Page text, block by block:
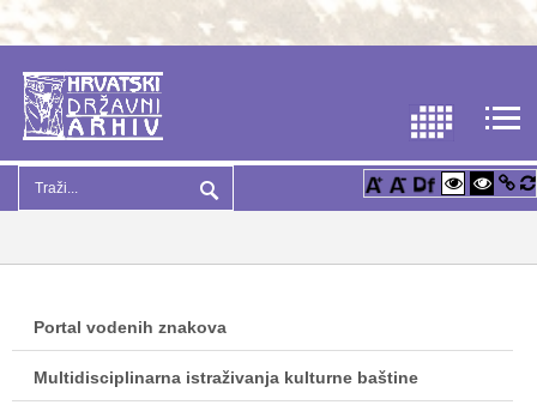
Portal vodenih znakova
Multidisciplinarna istraživanja kulturne baštine